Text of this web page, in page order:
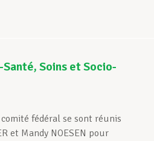
Soins et Socio-
fédéral se sont réunis
et Mandy NOESEN pour